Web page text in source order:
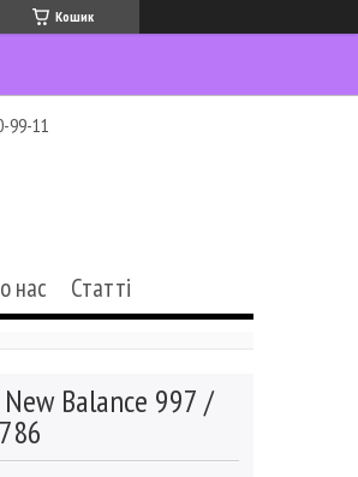
Кошик
99-11
нас Статті
Balance 997 /